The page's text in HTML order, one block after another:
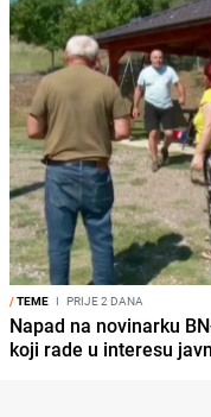
/TEME I PRIJE 2 DANA
Napad na novinarku
koji rade u interesu